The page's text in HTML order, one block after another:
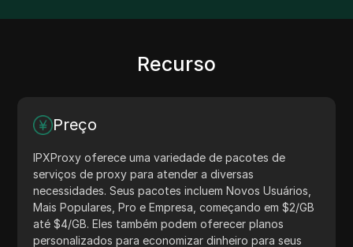
Recurso
Preço
IPXProxy oferece uma variedade de pacotes de
serviços de proxy para atender a diversas
necessidades. Seus pacotes incluem Novos Usuários,
Mais Populares, Pro e Empresa, começando em $2/GB
até $4/GB. Eles também podem oferecer planos
personalizados para economizar dinheiro para seus